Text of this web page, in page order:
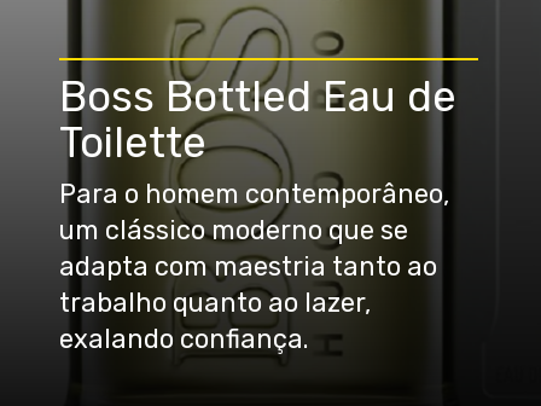
Para o homem contemporâneo,
um clássico moderno que se
adapta com maestria tanto ao
trabalho quanto ao lazer,
exalando confiança.
Boss Bottled Eau de
Toilette